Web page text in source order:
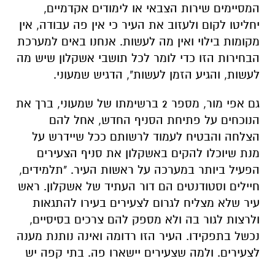
המסיימים שירות הצבאי או לימודים אקדמיים,
יחליטו לקום ולעזוב את העיר כי אין פה עבודה, אין
מקומות בילוי ואין מה לעשות. אנחנו באים למערכת
הבחירות הזו כדי לומר לכל תושבי אשקלון שיש מה
לעשות, והגיע הזמן לעשות", הדגיש שמעוני.
גם אפי מור, מספר 2 ברשימתו של שמעוני, ברך את
הנוכחים על פתיחת הסניף החדש, אחל להם
הצלחה והבטיח לעמוד לרשותם ככל שיידרש על
מנת שיוכלו להקים באשקלון את סניף הצעירים
הפעיל ביותר במערכה על ראשות העיר. "תלמידים,
חיילים וסטודנטים הם דור העתיד של אשקלון. ראש
עיר שלא מצליח לגרום לצעירים בעירו להתגאות
ולרצות לגור בה ולא מספק להם צרכים בסיסיים,
נכשל בתפקידו. העיר הזו רדומה ואינה נותנת מענה
לצעירים. ולמה שצעירים יישארו פה. בתי קפה יש